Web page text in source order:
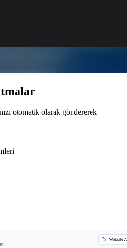
otomatik olarak göndererek